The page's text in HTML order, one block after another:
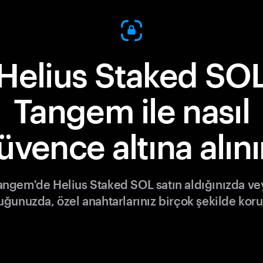
Staked
Tangem ile nasıl
altına
Helius Staked SOL satın aldığınızda
özel anahtarlarınız birçok şekilde